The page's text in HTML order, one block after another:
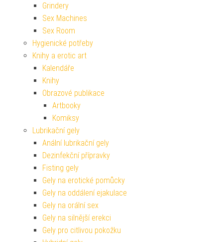
Grindery
Sex Machines
Sex Room
Hygienické potřeby
Knihy a erotic art
Kalendáře
Knihy
Obrazové publikace
Artbooky
Komiksy
Lubrikační gely
Anální lubrikační gely
Dezinfekční přípravky
Fisting gely
Gely na erotické pomůcky
Gely na oddálení ejakulace
Gely na orální sex
Gely na silnější erekci
Gely pro citlivou pokožku